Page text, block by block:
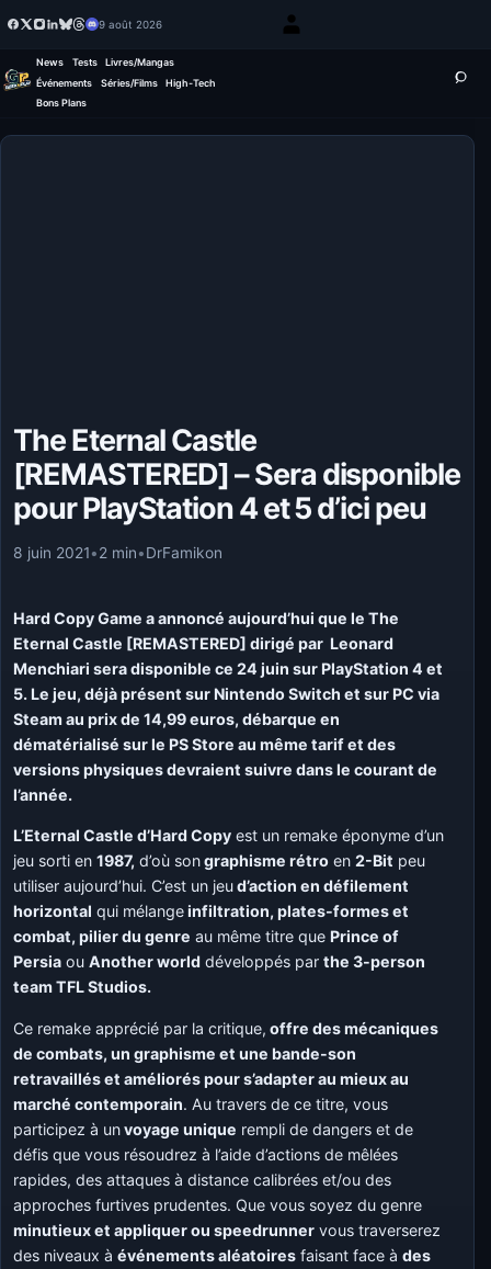
9 août 2026
News Tests
Livres/Mangas
Événements
Séries/Films
High-Tech
Bons Plans
The Eternal Castle
[REMASTERED] – Sera disponible
pour PlayStation 4 et 5 d’ici peu
8 juin 2021•2 min•DrFamikon
Hard Copy Game a annoncé aujourd’hui que le The
Eternal Castle [REMASTERED] dirigé par Leonard
Menchiari sera disponible ce 24 juin sur PlayStation 4 et
5. Le jeu, déjà présent sur Nintendo Switch et sur PC via
Steam au prix de 14,99 euros, débarque en
dématérialisé sur le PS Store au même tarif et des
versions physiques devraient suivre dans le courant de
l’année.
L’Eternal Castle d’Hard Copy est un remake éponyme d’un
jeu sorti en1987, d’où songraphisme rétro en2-Bit peu
utiliser aujourd’hui. C’est un jeud’action en défilement
horizontal qui mélangeinfiltration, plates-formes et
combat, pilier du genre au même titre que Prince of
Persia ouAnother world développés parthe 3-person
team TFL Studios.
Ce remake apprécié par la critique, offre des mécaniques
de combats, un graphisme et une bande-son
retravaillés et améliorés pour s’adapter au mieux au
marché contemporain. Au travers de ce titre, vous
participez à unvoyage unique rempli de dangers et de
défis que vous résoudrez à l’aide d’actions de mêlées
rapides, des attaques à distance calibrées et/ou des
approches furtives prudentes. Que vous soyez du genre
minutieux et appliquer ou speedrunner vous traverserez
des niveaux àévénements aléatoires faisant face àdes